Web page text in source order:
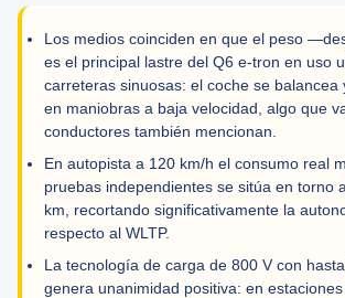
Los medios coinciden en que el peso
es el principal lastre del Q6 e-tron en uso
carreteras sinuosas: el coche se balancea
en maniobras a baja velocidad, algo que
conductores también mencionan.
En autopista a 120 km/h el consumo real
pruebas independientes se sitúa en torno
km, recortando significativamente la
respecto al WLTP.
La tecnología de carga de 800 V con
genera unanimidad positiva: en